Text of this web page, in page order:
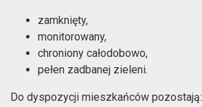
zamknięty,
monitorowany,
chroniony całodobowo,
pełen zadbanej zieleni.
Do dyspozycji mieszkańców pozostają: